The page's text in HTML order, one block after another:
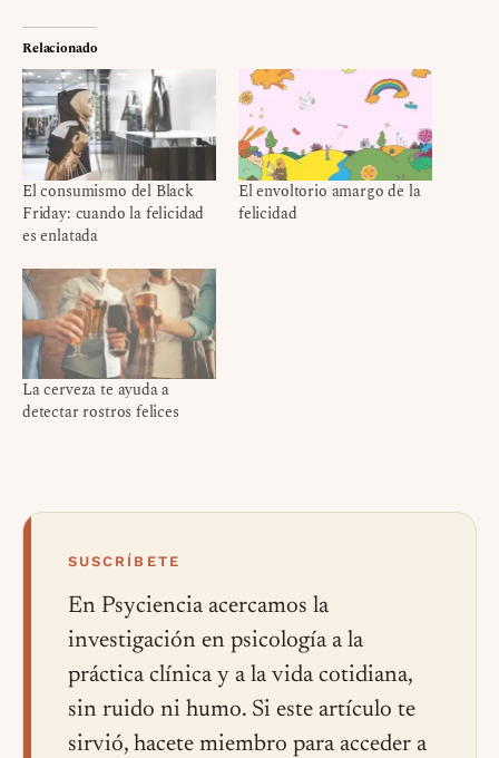
Relacionado
El consumismo del Black
Friday: cuando la felicidad
es enlatada
El envoltorio amargo de la
felicidad
La cerveza te ayuda a
detectar rostros felices
SUSCRÍBETE
En Psyciencia acercamos la
investigación en psicología a la
práctica clínica y a la vida cotidiana,
sin ruido ni humo. Si este artículo te
sirvió, hacete miembro para acceder a